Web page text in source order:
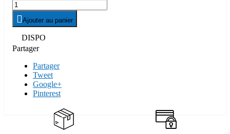
Ajouter au panier
DISPO
Partager
Partager
Tweet
Google+
Pinterest